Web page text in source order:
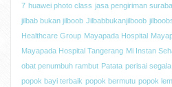
7 huawei photo class jasa pengiriman
jilbab bukan jilboob Jilbabbukanjilboob
Healthcare Group Mayapada Hospital
Mayapada Hospital Tangerang Mi Instan
obat penumbuh rambut Patata perisai
popok bayi terbaik popok bermutu popok